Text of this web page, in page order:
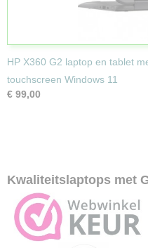
HP X360 G2 laptop en tablet
touchscreen Windows 11
€ 99,00
Kwaliteitslaptops met